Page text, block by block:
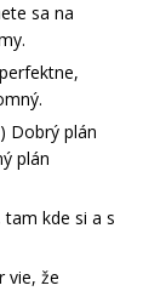
sa na
Dobrý plán
plán
kde si a s
vie, že